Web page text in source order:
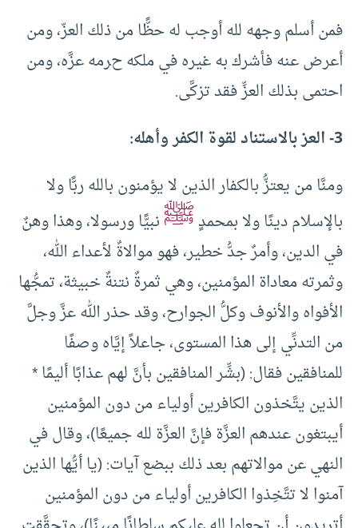
فمن أسلم وجهه لله أوجب له حظًّا من ذلك العزّ، ومن
أعرض عنه فأشرك به غيره في ملكه حرمه عزَّه، ومن
احتمى بذلك العزِّ فقد تزكَّى.
3- العز بالاستناد لقوة الكفر وأهله:
ومنَّا من يعتزُّ بالكفار الذين لا يؤمنون بالله ربًّا ولا
بالإسلام دينًا ولا بمحمدٍﷺنبيًّا ورسولا، وهذا وهنٌ
في الدين، وأمرٌ جدُّ خطير، فهو موالاةٌ لأعداء الله،
وثمرته معاداة المؤمنين، وهي ثمرةٌ نتنةٌ خبيثة، تمجُّها
الأفواه والأنوف وكلُّ الجوارح، وقد حذر الله عزَّ وجلَّ
من التدنِّي إلى هذا المستوى، جاعلاً إيَّاه وصفًا
للمنافقين فقال: (بشِّر المنافقين بأنَّ لهم عذابًا أليمًا *
الذين يتَّخذون الكافرين أولياء من دون المؤمنين
أيبتغون عندهم العزَّة فإنَّ العزَّة لله جميعًا)، وقال في
النهي عن موالاتهم بعد ذلك ببضع آيات: (يا أيُّها الذين
آمنوا لا تتَّخِذوا الكافرين أولياء من دون المؤمنين